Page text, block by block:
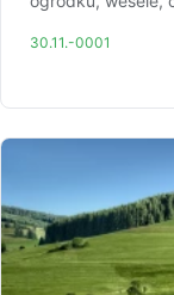
30.11.-0001